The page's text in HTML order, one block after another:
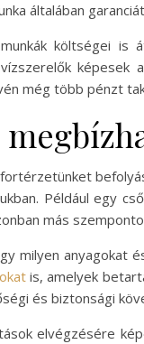
általában
költségei is
képesek
még több pénzt
Például egy
más
milyen anyagokat
is, amelyek
és biztonsági
elvégzésére